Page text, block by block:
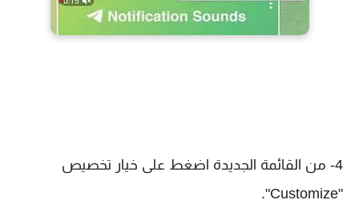
4- من القائمة الجديدة اضغط على خيار تخصيص
"Customize".